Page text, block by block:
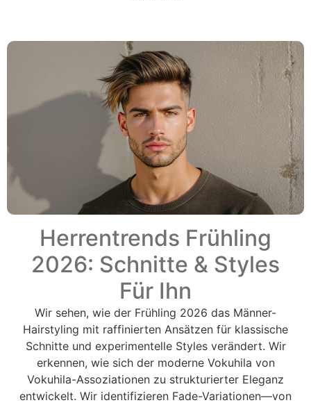
Herrentrends Frühling
2026: Schnitte & Styles
Für Ihn
Wir sehen, wie der Frühling 2026 das Männer-
Hairstyling mit raffinierten Ansätzen für klassische
Schnitte und experimentelle Styles verändert. Wir
erkennen, wie sich der moderne Vokuhila von
Vokuhila-Assoziationen zu strukturierter Eleganz
entwickelt. Wir identifizieren Fade-Variationen—von